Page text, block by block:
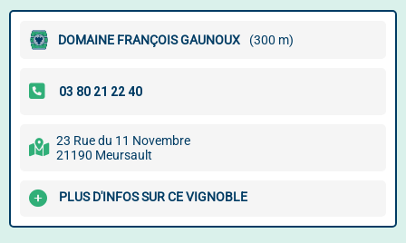
DOMAINE FRANÇOIS GAUNOUX (300 m)
23 Rue du 11 Novembre
21190 Meursault
PLUS D'INFOS SUR CE VIGNOBLE